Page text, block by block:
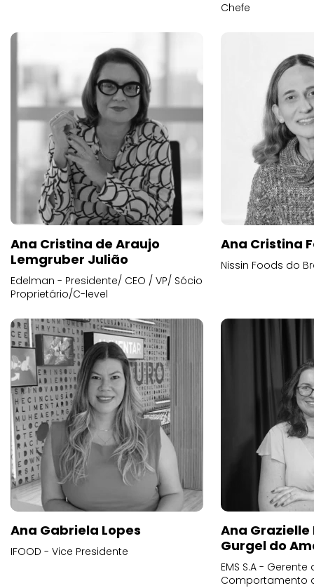
Chefe
Ana Cristina de Araujo
Lemgruber Julião
Edelman - Presidente/ CEO / VP/ Sócio
Proprietário/C-level
Ana Cristina
Nissin Foods do
Ana Gabriela Lopes
IFOOD - Vice Presidente
Ana
Gurgel do
EMS S.A -
Comportamento